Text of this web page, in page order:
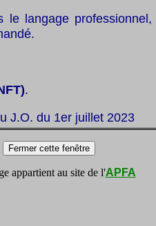
le langage
.
J.O. du 1er juillet 2023
appartient au site de l'APFA